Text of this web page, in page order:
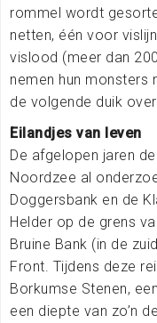
rommel wordt
netten, één voor
vislood (meer dan
nemen hun
de volgende duik
Eilandjes van leven
De afgelopen jaren
Noordzee al
Doggersbank en de
Helder op de grens
Bruine Bank (in de
Front. Tijdens deze
Borkumse Stenen,
een diepte van zo’n